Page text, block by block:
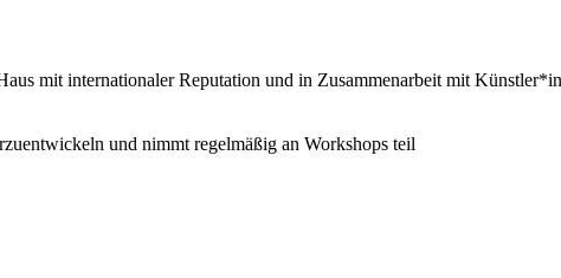
mit internationaler Reputation und in Zusammenarbeit mit
und nimmt regelmäßig an Workshops teil